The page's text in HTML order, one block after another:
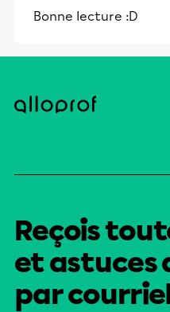
éducative.
Bonne lecture :D
Reçois
et astuces
par